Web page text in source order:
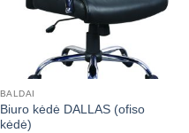
BALDAI
Biuro kėdė DALLAS (ofiso
kėdė)